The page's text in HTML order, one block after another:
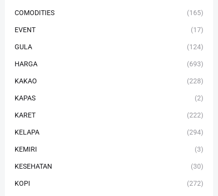
COMODITIES (165)
EVENT (17)
GULA (124)
HARGA (693)
KAKAO (228)
KAPAS (2)
KARET (222)
KELAPA (294)
KEMIRI (3)
KESEHATAN (30)
KOPI (272)